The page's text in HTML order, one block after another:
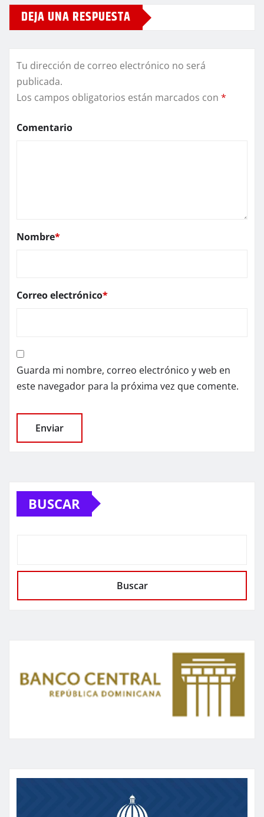
DEJA UNA RESPUESTA
Tu dirección de correo electrónico no será
publicada.
Los campos obligatorios están marcados con *
Comentario
Nombre*
Correo electrónico*
Guarda mi nombre, correo electrónico y web en
este navegador para la próxima vez que comente.
BUSCAR
Buscar